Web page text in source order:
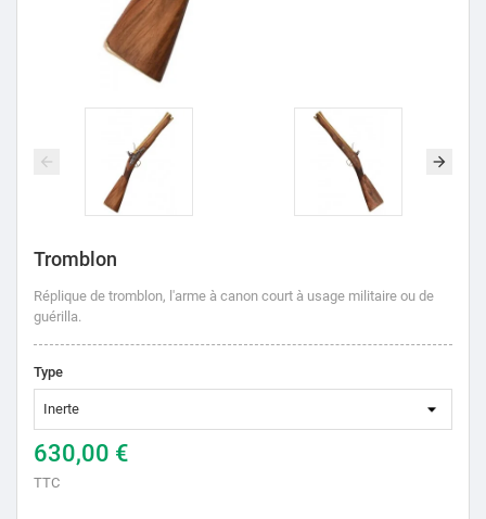
Tromblon
Réplique de tromblon, l'arme à canon court à usage militaire ou de
guérilla.
Type
630,00 €
TTC